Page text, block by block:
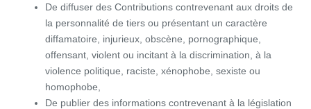
De diffuser des Contributions contrevenant aux droits de
la personnalité de tiers ou présentant un caractère
diffamatoire, injurieux, obscène, pornographique,
offensant, violent ou incitant à la discrimination, à la
violence politique, raciste, xénophobe, sexiste ou
homophobe,
De publier des informations contrevenant à la législation